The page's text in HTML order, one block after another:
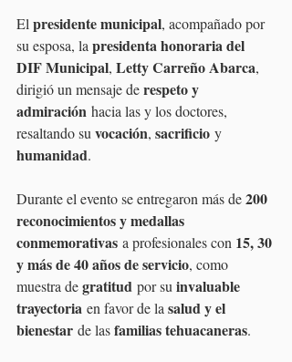
El presidente municipal, acompañado por
su esposa, la presidenta honoraria del
DIF Municipal, Letty Carreño Abarca,
dirigió un mensaje de respeto y
admiración hacia las y los doctores,
resaltando su vocación, sacrificio y
humanidad.
Durante el evento se entregaron más de 200
reconocimientos y medallas
conmemorativas a profesionales con 15, 30
y más de 40 años de servicio, como
muestra de gratitud por su invaluable
trayectoria en favor de la salud y el
bienestar de las familias tehuacaneras.